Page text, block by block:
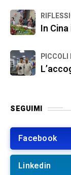
In
PICCOLI
SEGUIMI
Facebook
Linkedin